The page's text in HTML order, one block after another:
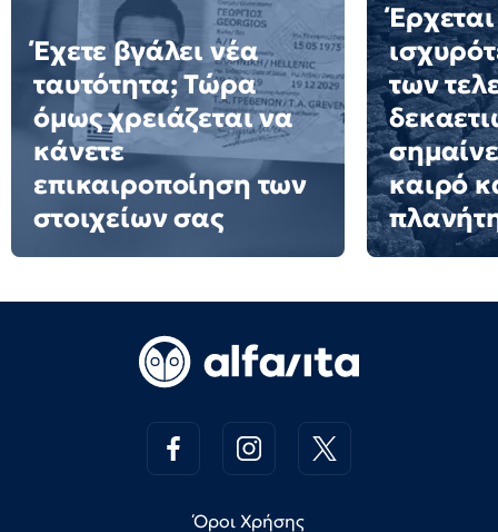
Έχετε βγάλει νέα
ταυτότητα; Τώρα
όμως χρειάζεται να
κάνετε
επικαιροποίηση των
στοιχείων σας
των
καιρό
Όροι Χρήσης